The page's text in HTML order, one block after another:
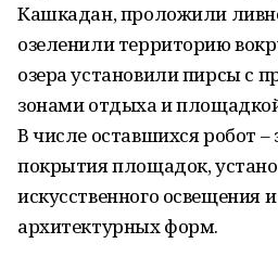
Кашкадан, проложили
озеленили территорию
озера установили пирсы с
зонами отдыха и
В числе оставшихся робот
покрытия площадок,
искусственного освещения
архитектурных форм.